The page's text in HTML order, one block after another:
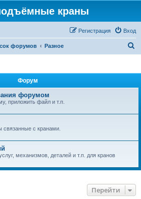
краны
Вход
Регистрация
форумов Разное
Форум
форумом
приложить файл и т.п.
с кранами.
механизмов, деталей и т.п. для кранов
Перейти